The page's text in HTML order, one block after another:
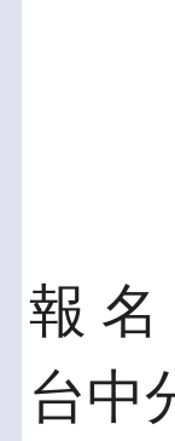
報 名
台中